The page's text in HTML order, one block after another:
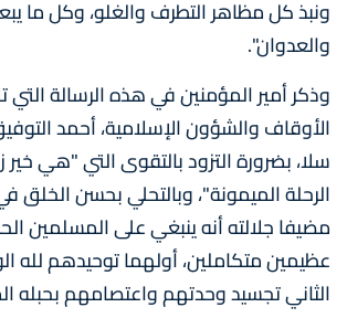
ونبذ كل مظاهر التطرف والغلو، وكل ما
والعدوان".
وذكر أمير المؤمنين في هذه الرسالة التي
الأوقاف والشؤون الإسلامية، أحمد
سلا، بضرورة التزود بالتقوى التي "هي
الرحلة الميمونة"، وبالتحلي بحسن
مضيفا جلالته أنه ينبغي على المسلمين
عظيمين متكاملين، أولهما توحيدهم لله
الثاني تجسيد وحدتهم واعتصامهم بحبله